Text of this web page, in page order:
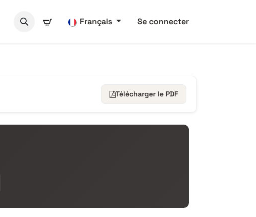
Français Se connecter
Télécharger le PDF